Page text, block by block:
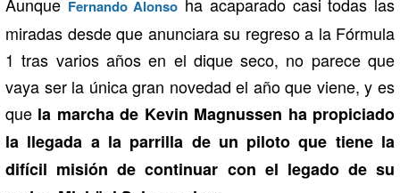
Fernando Alonso
miradas desde que anunciara su regreso a la Fórmula
1 tras varios años en el dique seco, no parece que
vaya ser la única gran novedad el año que viene, y es
que la marcha de Kevin Magnussen ha propiciado
la llegada a la parrilla de un piloto que tiene la
difícil misión de continuar con el legado de su